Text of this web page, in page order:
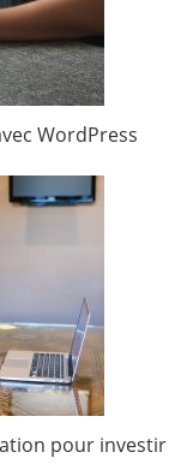
WordPress
pour investir